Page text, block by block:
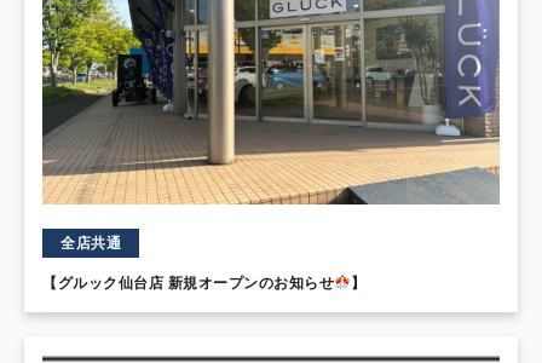
全店共通
【グルック仙台店 新規オープンのお知らせ 】